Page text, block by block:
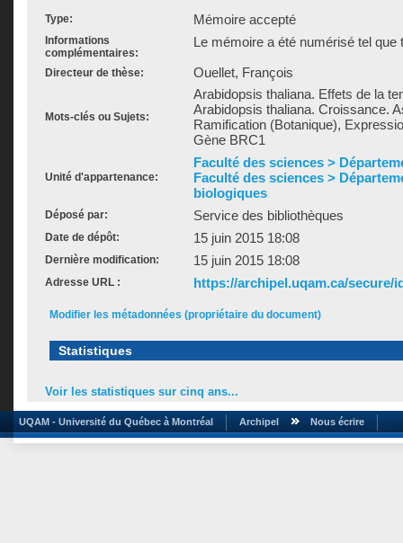
Type: Mémoire accepté
Informations
complémentaires:
Le mémoire a été numérisé tel que
Directeur de thèse: Ouellet, François
Mots-clés ou Sujets:
Arabidopsis thaliana. Effets de la
Arabidopsis thaliana. Croissance.
Ramification (Botanique),
Gène BRC1
Unité d'appartenance:
Faculté des sciences >
Faculté des sciences >
biologiques
Déposé par: Service des bibliothèques
Date de dépôt: 15 juin 2015 18:08
Dernière modification: 15 juin 2015 18:08
Adresse URL : https://archipel.uqam.ca/secure/
Modifier les métadonnées (propriétaire du document)
Statistiques
Voir les statistiques sur cinq ans...
UQAM - Université du Québec à Montréal Archipel Nous écrire